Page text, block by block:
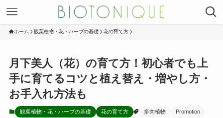
ホーム 観葉植物・花・ハーブの基礎 花の育て方
月下美人（花）の育て方！初心者でも上
手に育てるコツと植え替え・増やし方・
お手入れ方法も
観葉植物・花・ハーブの基礎 花の育て方 多肉植物 Promotion